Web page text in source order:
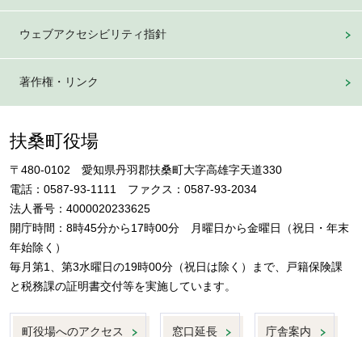
ウェブアクセシビリティ指針
著作権・リンク
扶桑町役場
〒480-0102 愛知県丹羽郡扶桑町大字高雄字天道330
電話：0587-93-1111 ファクス：0587-93-2034
法人番号：4000020233625
開庁時間：8時45分から17時00分 月曜日から金曜日（祝日・年末
年始除く）
毎月第1、第3水曜日の19時00分（祝日は除く）まで、戸籍保険課
と税務課の証明書交付等を実施しています。
町役場へのアクセス 窓口延長 庁舎案内